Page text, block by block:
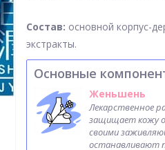
Состав: основной корпус-
экстракты.
Основные
Женьшень
Лекарственное
защищает кожу
своими
останавливают